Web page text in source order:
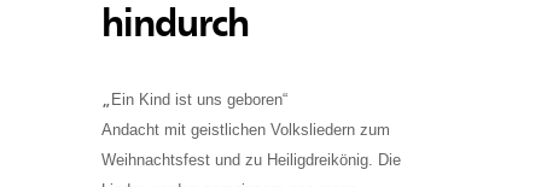
hindurch
„ Ein Kind ist uns geboren“
Andacht mit geistlichen Volksliedern zum
Weihnachtsfest und zu Heiligdreikönig. Die